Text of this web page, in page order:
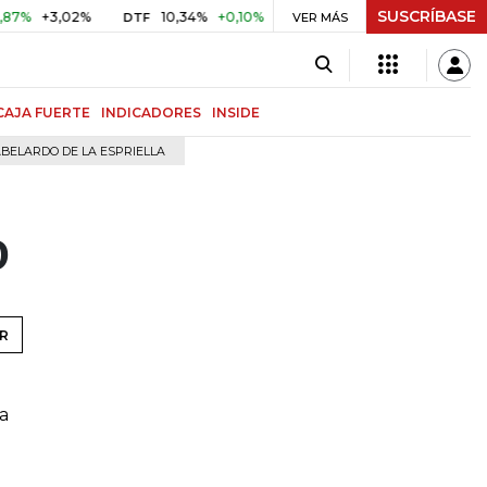
+3,02% DTF 10,34% +0,10% +0,98% UVR $ 416,96 +$ 0,05
VER MÁS SUSCRÍBASE
FUERTE INDICADORES INSIDE
DE LA ESPRIELLA